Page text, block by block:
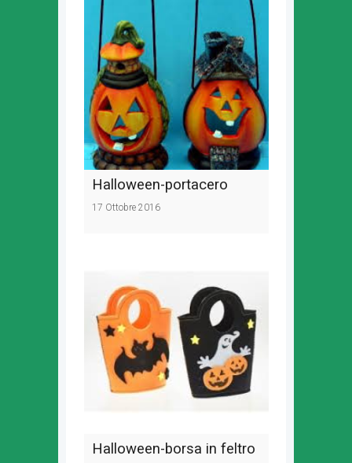
Halloween-portacero
17 Ottobre 2016
Halloween-borsa in feltro